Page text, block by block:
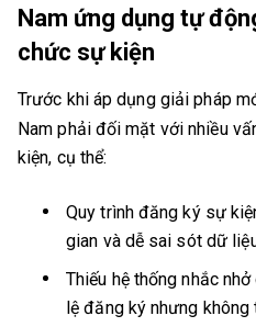
Nam ứng dụng tự
chức sự kiện
Trước khi áp dụng giải pháp
Nam phải đối mặt với nhiều
kiện, cụ thể:
Quy trình đăng ký sự
gian và dễ sai sót dữ
Thiếu hệ thống nhắc
lệ đăng ký nhưng